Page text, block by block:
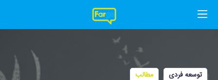
توسعه فردی مطالب